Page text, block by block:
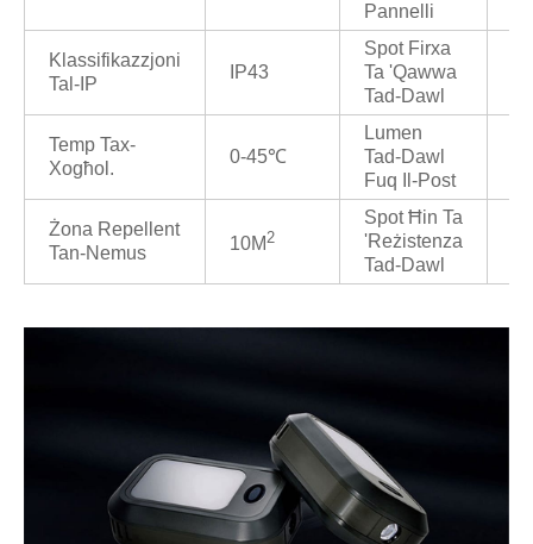
Pannelli
Klassifikazzjoni
Tal-IP
IP43
Spot Firxa
Ta 'qawwa
Tad-Dawl
Temp Tax-
Xogħol.
0-45℃
Lumen
Tad-Dawl
Fuq Il-Post
Żona Repellent
Tan-Nemus
10M2
Spot Ħin Ta
'reżistenza
Tad-Dawl